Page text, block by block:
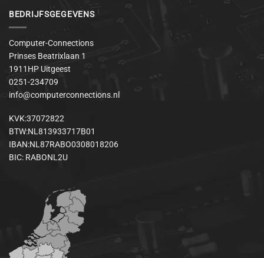
BEDRIJFSGEGEVENS
Computer-Connections
Prinses Beatrixlaan 1
1911HP Uitgeest
0251-234709
info@computerconnections.nl
KVK:37072822
BTW:NL813933717B01
IBAN:NL87RABO0308018206
BIC: RABONL2U